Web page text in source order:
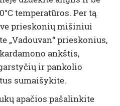
temperatūros. Per tą
prieskonių mišiniui
„Vadouvan“ prieskonius,
ankštis,
ir pankolio
sumaišykite.
apačios pašalinkite